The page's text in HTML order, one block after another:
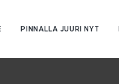
PINNALLA JUURI NYT